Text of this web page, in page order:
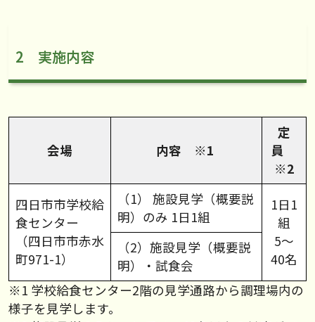
2 実施内容
会場 内容 ※1
定
員
※2
四日市市学校給
食センター
（四日市市赤水
町971-1）
（1） 施設見学（概要説
明）のみ 1日1組
1日1
組
5～
40名
（2）施設見学（概要説
明）・試食会
※1 学校給食センター2階の見学通路から調理場内の
様子を見学します。